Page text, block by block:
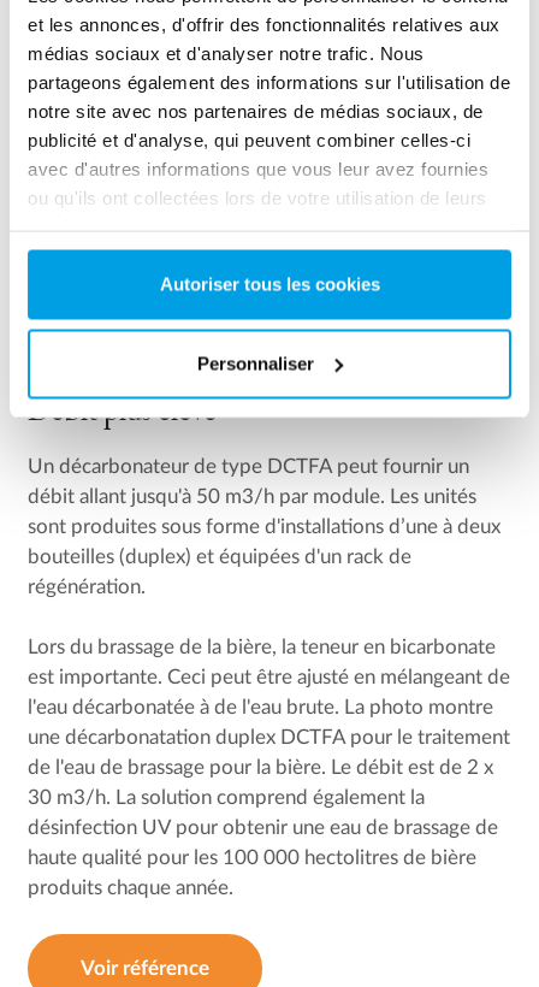
et les annonces, d'offrir des fonctionnalités relatives aux
médias sociaux et d'analyser notre trafic. Nous
partageons également des informations sur l'utilisation de
notre site avec nos partenaires de médias sociaux, de
publicité et d'analyse, qui peuvent combiner celles-ci
avec d'autres informations que vous leur avez fournies
ou qu'ils ont collectées lors de votre utilisation de leurs
Autoriser tous les cookies
Personnaliser
PERSONNALISATION
Débit plus élevé
Un décarbonateur de type DCTFA peut fournir un
débit allant jusqu'à 50 m3/h par module. Les unités
sont produites sous forme d'installations d’une à deux
bouteilles (duplex) et équipées d'un rack de
régénération.
Lors du brassage de la bière, la teneur en bicarbonate
est importante. Ceci peut être ajusté en mélangeant de
l'eau décarbonatée à de l'eau brute. La photo montre
une décarbonatation duplex DCTFA pour le traitement
de l'eau de brassage pour la bière. Le débit est de 2 x
30 m3/h. La solution comprend également la
désinfection UV pour obtenir une eau de brassage de
haute qualité pour les 100 000 hectolitres de bière
produits chaque année.
Voir référence